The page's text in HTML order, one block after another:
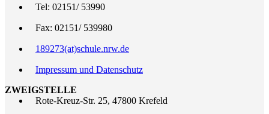
Tel: 02151/ 53990
Fax: 02151/ 539980
189273(at)schule.nrw.de
Impressum und Datenschutz
ZWEIGSTELLE
Rote-Kreuz-Str. 25, 47800 Krefeld